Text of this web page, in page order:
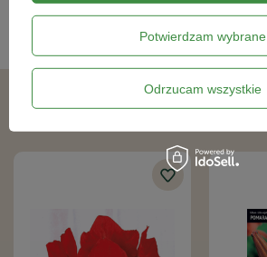
Podobne produkty
Potwierdzam wybrane
Odrzucam wszystkie